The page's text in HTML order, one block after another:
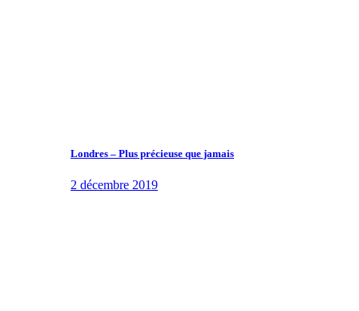
Londres – Plus précieuse que jamais
2 décembre 2019